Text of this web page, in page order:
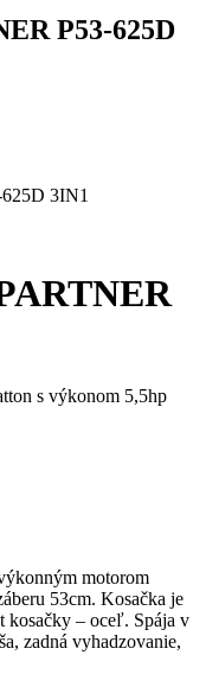
P53-625D
3IN1
s výkonom 5,5hp
motorom
53cm. Kosačka je
kosačky – oceľ. Spája v
zadná vyhadzovanie,